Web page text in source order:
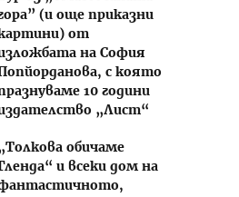
(и още приказни
картини) от
на София
Попйорданова, с която
10 години
„Лист“
обичаме
и всеки дом на